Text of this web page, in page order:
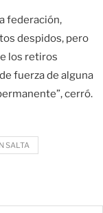
federación,
despidos, pero
los retiros
fuerza de alguna
cerró.
SALTA